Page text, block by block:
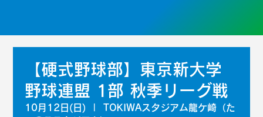
【硬式野球部】東京新大学
野球連盟 1部 秋季リーグ戦
10月12日(日)
  |
TOKIWAスタジアム龍ケ崎（た